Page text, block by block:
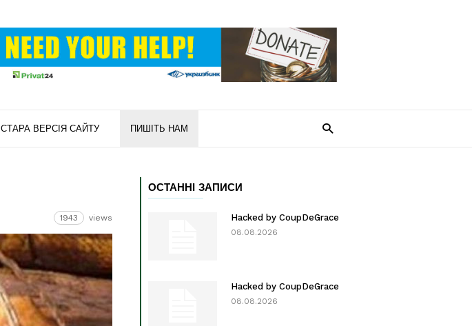
СТАРА ВЕРСІЯ САЙТУ ПИШІТЬ НАМ
1943 views
ОСТАННІ ЗАПИСИ
Hacked by CoupDeGrace
08.08.2026
Hacked by CoupDeGrace
08.08.2026